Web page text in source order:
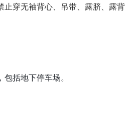
止穿无袖背心、吊带、露脐、露背
包括地下停车场。